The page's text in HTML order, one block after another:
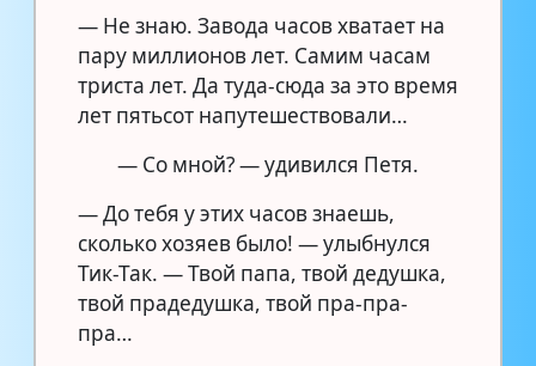
— Не знаю. Завода часов хватает на
пару миллионов лет. Самим часам
триста лет. Да туда-сюда за это время
лет пятьсот напутешествовали…
— Со мной? — удивился Петя.
— До тебя у этих часов знаешь,
сколько хозяев было! — улыбнулся
Тик-Так. — Твой папа, твой дедушка,
твой прадедушка, твой пра-пра-
пра…